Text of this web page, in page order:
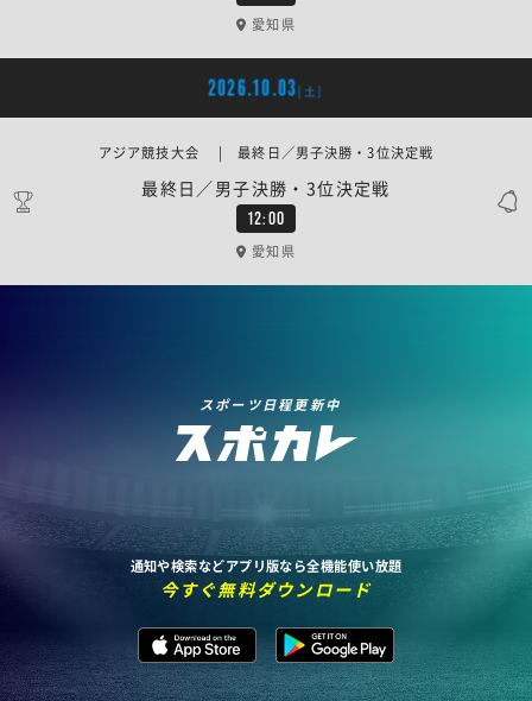
愛知県
2026.10.03[土]
12:00
最終日／男子決勝・3位決定戦
アジア競技大会 | 最終日／男子決勝・3位決定戦
愛知県
スポーツ日程更新中
通知や検索などアプリ版なら全機能使い放題
今すぐ無料ダウンロード